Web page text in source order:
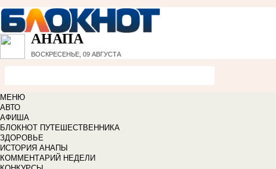
АНАПА
ВОСКРЕСЕНЬЕ, 09 АВГУСТА
МЕНЮ
АВТО
АФИША
БЛОКНОТ ПУТЕШЕСТВЕННИКА
ЗДОРОВЬЕ
ИСТОРИЯ АНАПЫ
КОММЕНТАРИЙ НЕДЕЛИ